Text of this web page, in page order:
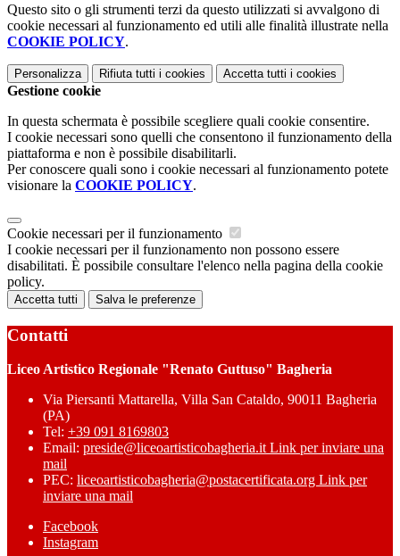
Questo sito o gli strumenti terzi da questo utilizzati si avvalgono di
cookie necessari al funzionamento ed utili alle finalità illustrate nella
COOKIE POLICY.
Personalizza Rifiuta tutti i cookies Accetta tutti i cookies
Gestione cookie
In questa schermata è possibile scegliere quali cookie consentire.
I cookie necessari sono quelli che consentono il funzionamento della
piattaforma e non è possibile disabilitarli.
Per conoscere quali sono i cookie necessari al funzionamento potete
visionare la COOKIE POLICY.
Cookie necessari per il funzionamento
I cookie necessari per il funzionamento non possono essere
disabilitati. È possibile consultare l'elenco nella pagina della cookie
policy.
Accetta tutti Salva le preferenze
Contatti
Liceo Artistico Regionale "Renato Guttuso" Bagheria
Via Piersanti Mattarella, Villa San Cataldo, 90011 Bagheria
(PA)
Tel: +39 091 8169803
Email: preside@liceoartisticobagheria.it Link per inviare una
mail
PEC: liceoartisticobagheria@postacertificata.org Link per
inviare una mail
Facebook
Instagram